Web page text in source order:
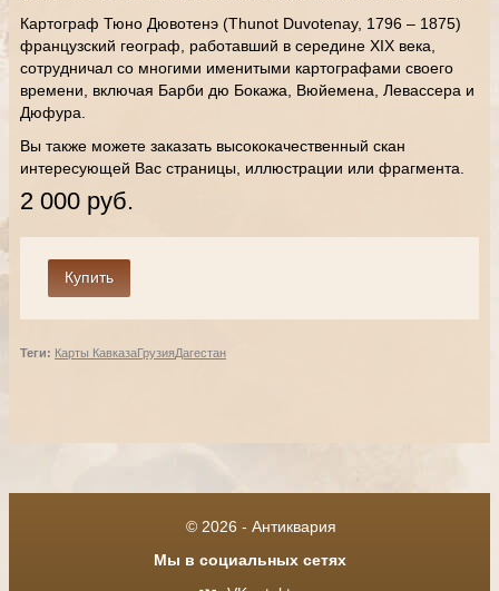
Картограф Тюно Дювотенэ (Thunot Duvotenay, 1796 – 1875)
французский географ, работавший в середине XIX века,
сотрудничал со многими именитыми картографами своего
времени, включая Барби дю Бокажа, Вюйемена, Левассера и
Дюфура.
Вы также можете заказать высококачественный скан
интересующей Вас страницы, иллюстрации или фрагмента.
2 000 руб.
Теги: Карты КавказаГрузияДагестан
© 2026 - Антиквария
Мы в социальных сетях